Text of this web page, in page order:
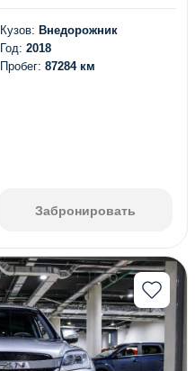
Кузов: Внедорожник
Год: 2018
Пробег: 87284 км
Забронировать